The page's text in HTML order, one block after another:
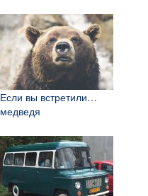
Если вы встретили…
медведя